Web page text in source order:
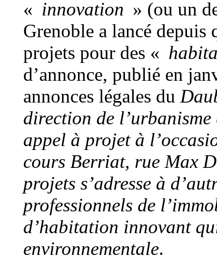
« innovation » (ou un
Grenoble a lancé depuis
projets pour des «
d’annonce, publié en
annonces légales du
direction de
appel à projet à
cours Berriat, rue Max
projets s’adresse à
professionnels de
d’habitation innovant
environnementale.